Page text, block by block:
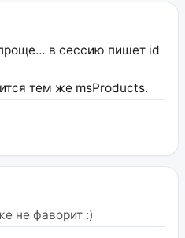
в сессию пишет id
тем же msProducts.
не фаворит :)